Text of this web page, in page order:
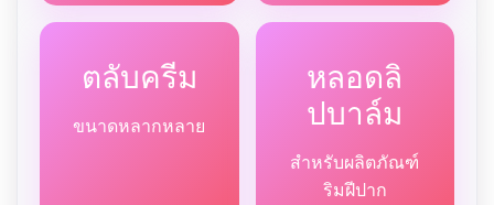
ตลับครีม
ขนาดหลากหลาย
หลอดลิ
ปบาล์ม
สำหรับผลิตภัณฑ์
ริมฝีปาก